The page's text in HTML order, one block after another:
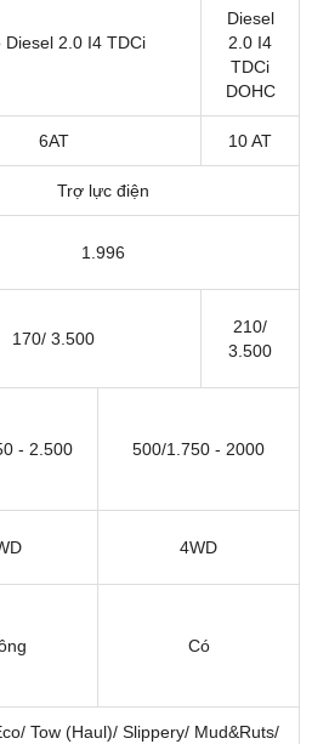
Diesel 2.0 I4 TDCi
Diesel
2.0 I4
TDCi
DOHC
6AT 10 AT
Trợ lực điện
1.996
170/ 3.500
210/
3.500
- 2.500 500/1.750 - 2000
4WD
Có
Tow (Haul)/ Slippery/ Mud&Ruts/